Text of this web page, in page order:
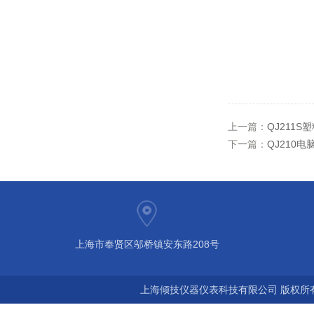
上一篇： QJ211S
下一篇： QJ210电
上海市奉贤区邬桥镇安东路208号
上海倾技仪器仪表科技有限公司 版权